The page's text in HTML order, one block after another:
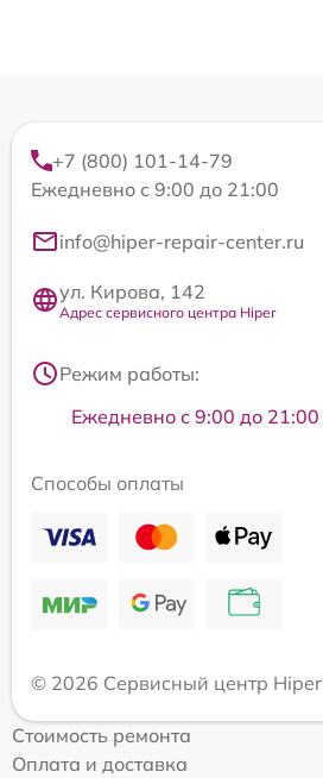
+7 (800) 101-14-79
Ежедневно с 9:00 до 21:00
info@hiper-repair-center.ru
ул. Кирова, 142
Адрес сервисного центра Hiper
Режим работы:
Ежедневно с 9:00 до 21:00
Способы оплаты
© 2026 Сервисный центр Hiper
Стоимость ремонта
Оплата и доставка